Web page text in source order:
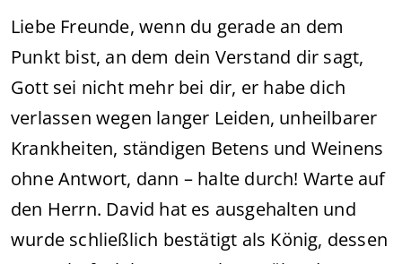
Liebe Freunde, wenn du gerade an dem
Punkt bist, an dem dein Verstand dir sagt,
Gott sei nicht mehr bei dir, er habe dich
verlassen wegen langer Leiden, unheilbarer
Krankheiten, ständigen Betens und Weinens
ohne Antwort, dann – halte durch! Warte auf
den Herrn. David hat es ausgehalten und
wurde schließlich bestätigt als König, dessen